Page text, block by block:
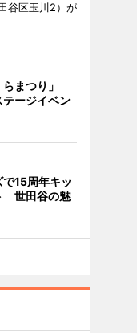
谷区玉川2）が
らまつり」
ージイベン
15周年キッ
世田谷の魅